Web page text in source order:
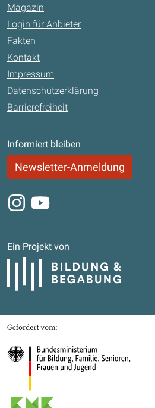
Magazin
Login für Anbieter
Fakten
Kontakt
Impressum
Datenschutzerklärung
Barrierefreiheit
Informiert bleiben
Newsletter-Anmeldung
Instagram
Youtube
Ein Projekt von
Bildung und Begabung
Gefördert von
Bundesministerium für Bildung, Familie,
Kultusministerkonferenz